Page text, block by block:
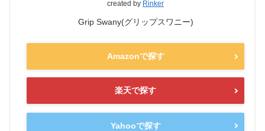
created by Rinker
Grip Swany(グリップスワニー)
Amazonで探す
楽天で探す
Yahooで探す